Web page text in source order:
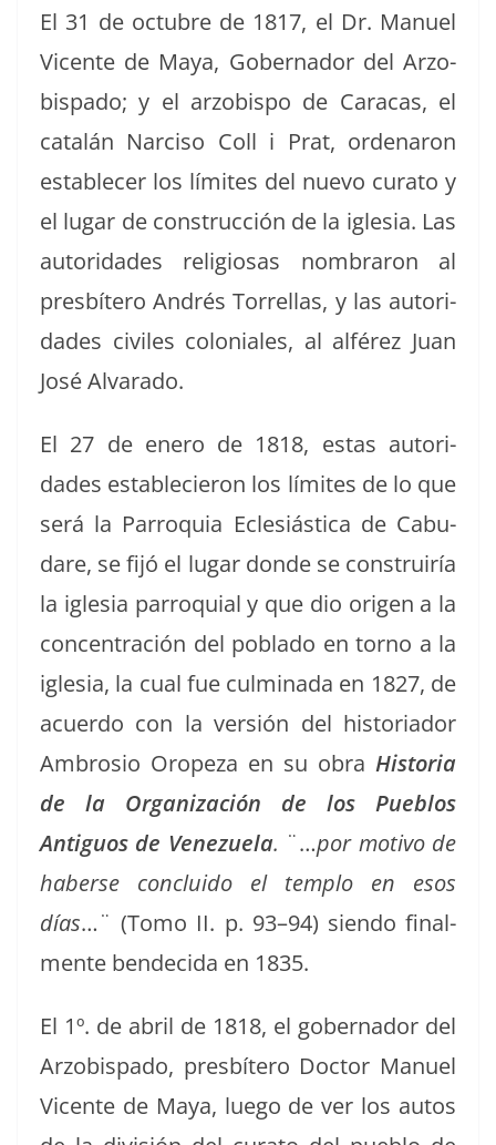
El 31 de octubre de 1817, el Dr. Manuel
Vicente de Maya, Gob­er­nador del Arzo­
bis­pa­do; y el arzo­bis­po de Cara­cas, el
catalán Nar­ciso Coll i Prat, ordenaron
estable­cer los límites del nue­vo cura­to y
el lugar de con­struc­ción de la igle­sia. Las
autori­dades reli­giosas nom­braron al
pres­bítero Andrés Tor­rel­las, y las autori­
dades civiles colo­niales, al alférez Juan
José Alvarado.
El 27 de enero de 1818, estas autori­
dades establecieron los límites de lo que
será la Par­ro­quia Ecle­siás­ti­ca de Cabu­
dare, se fijó el lugar donde se con­stru­iría
la igle­sia par­ro­quial y que dio ori­gen a la
con­cen­tración del pobla­do en torno a la
igle­sia, la cual fue cul­mi­na­da en 1827, de
acuer­do con la ver­sión del his­to­ri­ador
Ambro­sio Oropeza en su obra His­to­ria
de la Orga­ni­zación de los Pueb­los
Antigu­os de Venezuela. ¨…por moti­vo de
haberse con­clu­i­do el tem­p­lo en esos
días…¨ (Tomo II. p. 93–94) sien­do final­
mente ben­de­ci­da en 1835.
El 1º. de abril de 1818, el gob­er­nador del
Arzo­bis­pa­do, pres­bítero Doc­tor Manuel
Vicente de Maya, luego de ver los autos